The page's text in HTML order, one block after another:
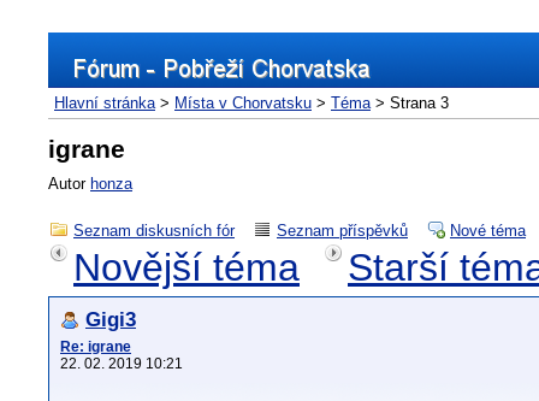
Hlavní stránka> Místa v Chorvatsku > Téma> Strana 3
igrane
Autor honza
Seznam diskusních fór Seznam příspěvků Nové téma
Novější téma Starší
Gigi3
Re: igrane
22. 02. 2019 10:21